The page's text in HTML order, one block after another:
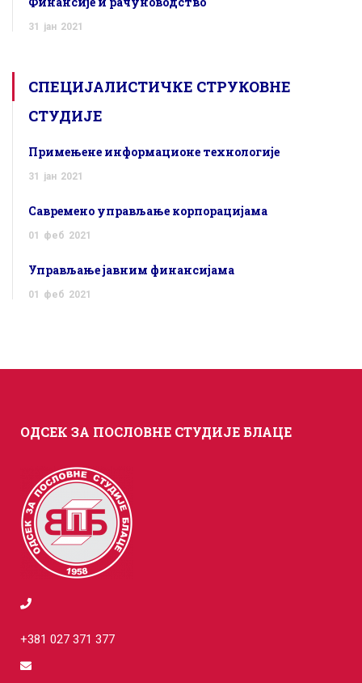
31 јан 2021
СПЕЦИЈАЛИСТИЧКЕ СТРУКОВНЕ
СТУДИЈЕ
Примењене информационе технологије
31 јан 2021
Савремено управљање корпорацијама
01 феб 2021
Управљање јавним финансијама
01 феб 2021
ОДСЕК ЗА ПОСЛОВНЕ СТУДИЈЕ БЛАЦЕ
+381 027 371 377